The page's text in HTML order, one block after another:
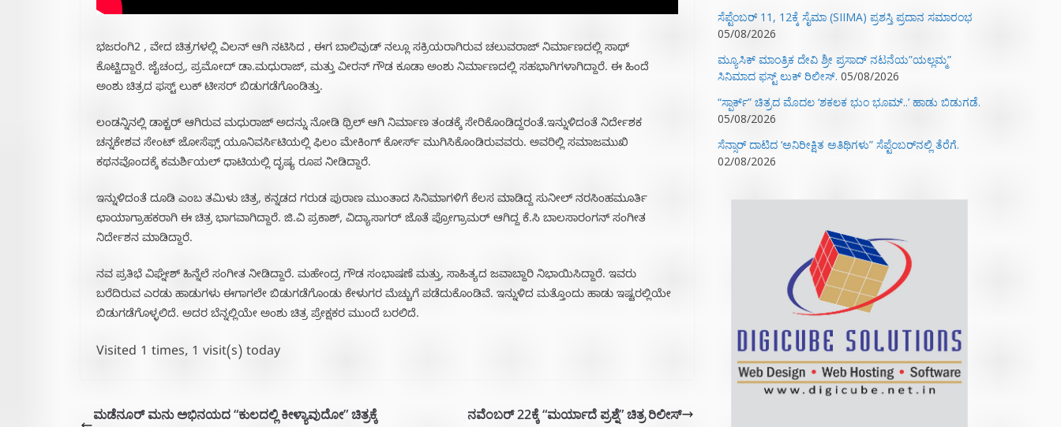
ಭಜರಂಗಿ2 , ವೇದ ಚಿತ್ರಗಳಲ್ಲಿ ವಿಲನ್ ಆಗಿ ನಟಿಸಿದ , ಈಗ ಬಾಲಿವುಡ್ ನಲ್ಲೂ ಸಕ್ರಿಯರಾಗಿರುವ ಚಲುವರಾಜ್ ನಿರ್ಮಾಣದಲ್ಲಿ ಸಾಥ್
ಕೊಟ್ಟಿದ್ದಾರೆ. ಜೈಚಂದ್ರ, ಪ್ರಮೋದ್ ಡಾ.ಮಧುರಾಜ್, ಮತ್ತು ವೀರನ್ ಗೌಡ ಕೂಡಾ ಅಂಶು ನಿರ್ಮಾಣದಲ್ಲಿ ಸಹಭಾಗಿಗಳಾಗಿದ್ದಾರೆ. ಈ ಹಿಂದೆ
ಅಂಶು ಚಿತ್ರದ ಫಸ್ಟ್ ಲುಕ್ ಟೀಸರ್ ಬಿಡುಗಡೆಗೊಂಡಿತ್ತು.
ಲಂಡನ್ನಿನಲ್ಲಿ ಡಾಕ್ಟರ್ ಆಗಿರುವ ಮಧುರಾಜ್ ಅದನ್ನು ನೋಡಿ ಥ್ರಿಲ್ ಆಗಿ ನಿರ್ಮಾಣ ತಂಡಕ್ಕೆ ಸೇರಿಕೊಂಡಿದ್ದರಂತೆ.ಇನ್ನುಳಿದಂತೆ ನಿರ್ದೇಶಕ
ಚನ್ನಕೇಶವ ಸೇಂಟ್ ಜೋಸೆಫ್ಸ್ ಯೂನಿವರ್ಸಿಟಿಯಲ್ಲಿ ಫಿಲಂ ಮೇಕಿಂಗ್ ಕೋರ್ಸ್ ಮುಗಿಸಿಕೊಂಡಿರುವವರು. ಅವರಿಲ್ಲಿ ಸಮಾಜಮುಖಿ
ಕಥನವೊಂದಕ್ಕೆ ಕಮರ್ಶಿಯಲ್ ಧಾಟಿಯಲ್ಲಿ ದೃಷ್ಯ ರೂಪ ನೀಡಿದ್ದಾರೆ.
ಇನ್ನುಳಿದಂತೆ ದೂಡಿ ಎಂಬ ತಮಿಳು ಚಿತ್ರ, ಕನ್ನಡದ ಗರುಡ ಪುರಾಣ ಮುಂತಾದ ಸಿನಿಮಾಗಳಿಗೆ ಕೆಲಸ ಮಾಡಿದ್ದ ಸುನೀಲ್ ನರಸಿಂಹಮೂರ್ತಿ
ಛಾಯಾಗ್ರಾಹಕರಾಗಿ ಈ ಚಿತ್ರ ಭಾಗವಾಗಿದ್ದಾರೆ. ಜಿ.ವಿ ಪ್ರಕಾಶ್, ವಿದ್ಯಾಸಾಗರ್ ಜೊತೆ ಪ್ರೋಗ್ರಾಮರ್ ಆಗಿದ್ದ ಕೆ.ಸಿ ಬಾಲಸಾರಂಗನ್ ಸಂಗೀತ
ನಿರ್ದೇಶನ ಮಾಡಿದ್ದಾರೆ.
ನವ ಪ್ರತಿಭೆ ವಿಘ್ನೇಶ್ ಹಿನ್ನೆಲೆ ಸಂಗೀತ ನೀಡಿದ್ದಾರೆ. ಮಹೇಂದ್ರ ಗೌಡ ಸಂಭಾಷಣೆ ಮತ್ತು, ಸಾಹಿತ್ಯದ ಜವಾಬ್ದಾರಿ ನಿಭಾಯಿಸಿದ್ದಾರೆ. ಇವರು
ಬರೆದಿರುವ ಎರಡು ಹಾಡುಗಳು ಈಗಾಗಲೇ ಬಿಡುಗಡೆಗೊಂಡು ಕೇಳುಗರ ಮೆಚ್ಚುಗೆ ಪಡೆದುಕೊಂಡಿವೆ. ಇನ್ನುಳಿದ ಮತ್ತೊಂದು ಹಾಡು ಇಷ್ಟರಲ್ಲಿಯೇ
ಬಿಡುಗಡೆಗೊಳ್ಳಲಿದೆ. ಅದರ ಬೆನ್ನಲ್ಲಿಯೇ ಅಂಶು ಚಿತ್ರ ಪ್ರೇಕ್ಷಕರ ಮುಂದೆ ಬರಲಿದೆ.
Visited 1 times, 1 visit(s) today
ಮಡೆನೂರ್ ಮನು ಅಭಿನಯದ “ಕುಲದಲ್ಲಿ ಕೀಳ್ಯಾವುದೋ” ಚಿತ್ರಕ್ಕೆ
ನವೆಂಬರ್ 22ಕ್ಕೆ “ಮರ್ಯಾದೆ ಪ್ರಶ್ನೆ” ಚಿತ್ರ ರಿಲೀಸ್
ಸೆಪ್ಟೆಂಬರ್ 11, 12ಕ್ಕೆ ಸೈಮಾ (SIIMA) ಪ್ರಶಸ್ತಿ ಪ್ರದಾನ ಸಮಾರಂಭ
05/08/2026
ಮ್ಯೂಸಿಕ್‌ ಮಾಂತ್ರಿಕ ದೇವಿ ಶ್ರೀ ಪ್ರಸಾದ್ ನಟನೆಯ”ಯಲ್ಲಮ್ಮ”
ಸಿನಿಮಾದ ಫಸ್ಟ್‌ ಲುಕ್‌ ರಿಲೀಸ್. 05/08/2026
“ಸ್ಪಾರ್ಕ್” ಚಿತ್ರದ ಮೊದಲ‌ ‘ಶಕಲಕ ಭುಂ‌ ಭೂಮ್..’ ಹಾಡು ಬಿಡುಗಡೆ.
05/08/2026
ಸೆನ್ಸಾರ್ ದಾಟಿದ ‘ಅನಿರೀಕ್ಷಿತ ಅತಿಥಿಗಳು” ಸೆಪ್ಟೆಂಬರ್‌ನಲ್ಲಿ ತೆರೆಗೆ.
02/08/2026